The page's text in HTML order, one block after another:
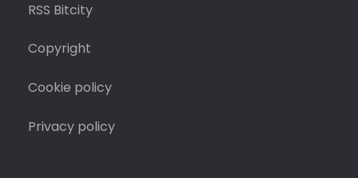
RSS Bitcity
Copyright
Cookie policy
Privacy policy